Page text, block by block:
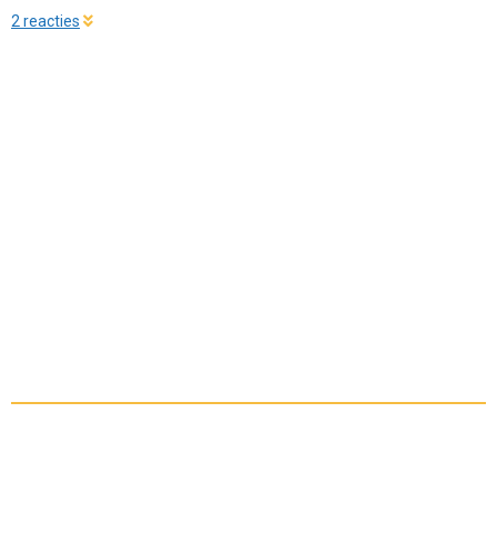
2 reacties